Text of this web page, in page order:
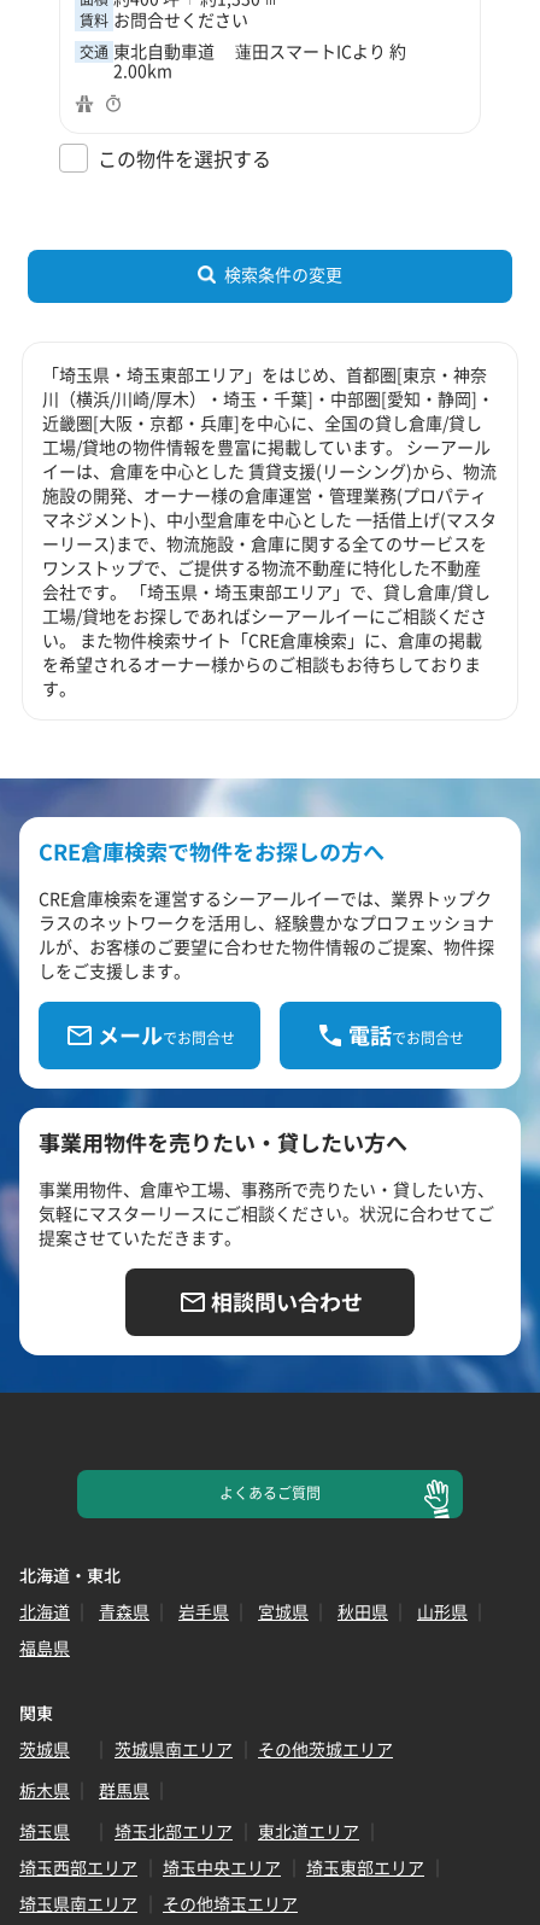
賃料 お問合せください
交通 東北自動車道 蓮田スマートICより 約
2.00km
この物件を選択する
検索条件の変更
「埼玉県・埼玉東部エリア」をはじめ、首都圏[東京・神奈
川（横浜/川崎/厚木）・埼玉・千葉]・中部圏[愛知・静岡]・
近畿圏[大阪・京都・兵庫]を中心に、全国の貸し倉庫/貸し
工場/貸地の物件情報を豊富に掲載しています。 シーアール
イーは、倉庫を中心とした 賃貸支援(リーシング)から、物流
施設の開発、オーナー様の倉庫運営・管理業務(プロパティ
マネジメント)、中小型倉庫を中心とした 一括借上げ(マスタ
ーリース)まで、物流施設・倉庫に関する全てのサービスを
ワンストップで、ご提供する物流不動産に特化した不動産
会社です。 「埼玉県・埼玉東部エリア」で、貸し倉庫/貸し
工場/貸地をお探しであればシーアールイーにご相談くださ
い。 また物件検索サイト「CRE倉庫検索」に、倉庫の掲載
を希望されるオーナー様からのご相談もお待ちしておりま
す。
CRE倉庫検索で物件をお探しの方へ
CRE倉庫検索を運営するシーアールイーでは、業界トップク
ラスのネットワークを活用し、経験豊かなプロフェッショナ
ルが、お客様のご要望に合わせた物件情報のご提案、物件探
しをご支援します。
メールでお問合せ 電話でお問合せ
事業用物件を売りたい・貸したい方へ
事業用物件、倉庫や工場、事務所で売りたい・貸したい方、
気軽にマスターリースにご相談ください。状況に合わせてご
提案させていただきます。
相談問い合わせ
よくあるご質問
北海道・東北
北海道
青森県 岩手県 宮城県 秋田県
山形県
福島県
関東
茨城県
茨城県南エリア
その他茨城エリア
栃木県
群馬県
埼玉県
埼玉北部エリア
東北道エリア
埼玉西部エリア
埼玉中央エリア
埼玉東部エリア
埼玉県南エリア
その他埼玉エリア